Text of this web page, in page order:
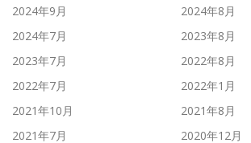
2024年9月
2024年8月
2024年7月
2023年8月
2023年7月
2022年8月
2022年7月
2022年1月
2021年10月
2021年8月
2021年7月
2020年12月